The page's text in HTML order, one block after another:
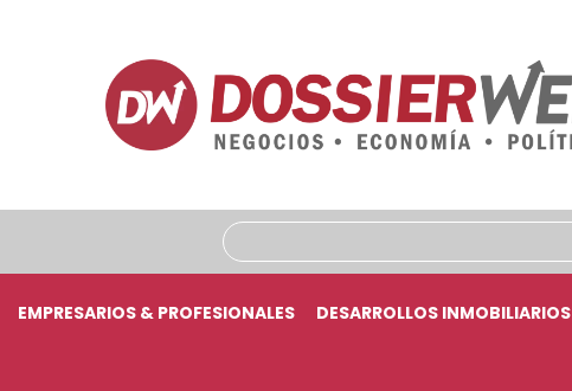
EMPRESARIOS & PROFESIONALES DESARROLLOS INMOBILIARIOS